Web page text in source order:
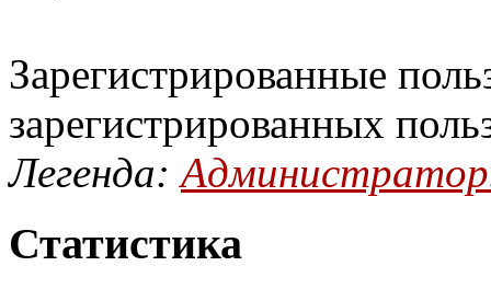
Зарегистрированные
зарегистрированных
Легенда:
Статистика